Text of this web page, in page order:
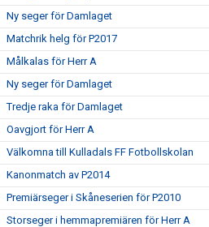
Ny seger för Damlaget
Matchrik helg för P2017
Målkalas för Herr A
Ny seger för Damlaget
Tredje raka för Damlaget
Oavgjort för Herr A
Välkomna till Kulladals FF Fotbollskolan
Kanonmatch av P2014
Premiärseger i Skåneserien för P2010
Storseger i hemmapremiären för Herr A